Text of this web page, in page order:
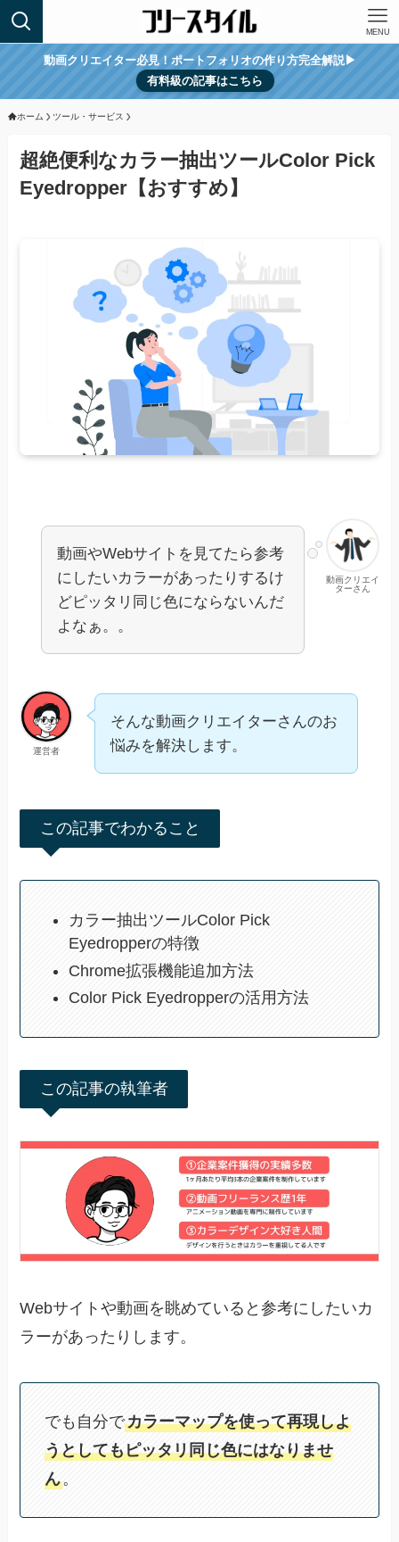
MENU
動画クリエイター必見！ポートフォリオの作り方完全解説▶︎
有料級の記事はこちら
ホーム ツール・サービス
超絶便利なカラー抽出ツールColor Pick
Eyedropper【おすすめ】
動画クリエイ
ターさん
動画やWebサイトを見てたら参考
にしたいカラーがあったりするけ
どピッタリ同じ色にならないんだ
よなぁ。。
運営者
そんな動画クリエイターさんのお
悩みを解決します。
この記事でわかること
カラー抽出ツールColor Pick
Eyedropperの特徴
Chrome拡張機能追加方法
Color Pick Eyedropperの活用方法
この記事の執筆者
Webサイトや動画を眺めていると参考にしたいカ
ラーがあったりします。
でも自分でカラーマップを使って再現しよ
うとしてもピッタリ同じ色にはなりませ
ん。